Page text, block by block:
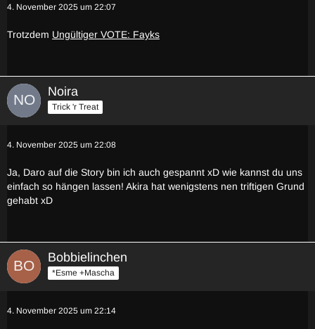
4. November 2025 um 22:07
Trotzdem Ungültiger VOTE: Fayks
Noira
Trick 'r Treat
4. November 2025 um 22:08
Ja, Daro auf die Story bin ich auch gespannt xD wie kannst du uns
einfach so hängen lassen! Akira hat wenigstens nen triftigen Grund
gehabt xD
Bobbielinchen
*Esme +Mascha
4. November 2025 um 22:14